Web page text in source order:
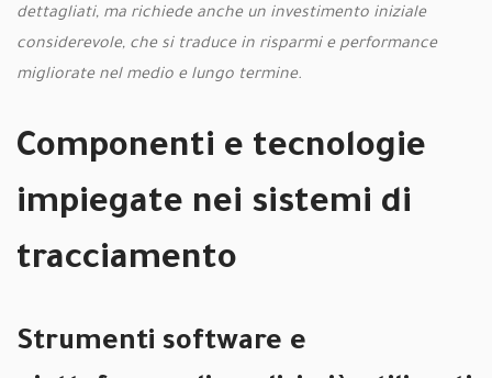
dettagliati, ma richiede anche un investimento iniziale
considerevole, che si traduce in risparmi e performance
migliorate nel medio e lungo termine.
Componenti e tecnologie
impiegate nei sistemi di
tracciamento
Strumenti software e